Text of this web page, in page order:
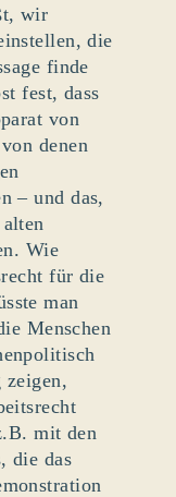
wir
die
finde
fest, dass
von
denen
– und das,
Wie
für die
man
Menschen
zeigen,
mit den
die das